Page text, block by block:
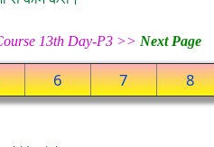
13th Day-P3 >> Next Page
6 7 8